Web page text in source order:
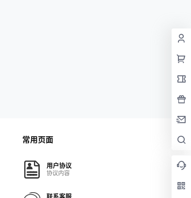
常用页面
用户协议
协议内容
联系客服